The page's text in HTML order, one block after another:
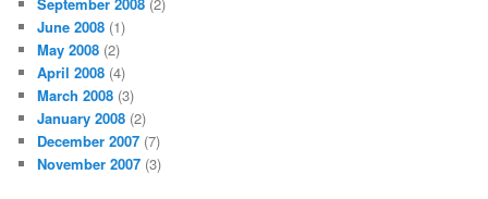
September 2008 (2)
June 2008 (1)
May 2008 (2)
April 2008 (4)
March 2008 (3)
January 2008 (2)
December 2007 (7)
November 2007 (3)